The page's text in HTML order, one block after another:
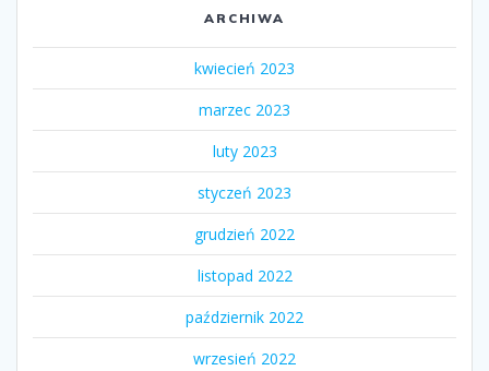
ARCHIWA
kwiecień 2023
marzec 2023
luty 2023
styczeń 2023
grudzień 2022
listopad 2022
październik 2022
wrzesień 2022